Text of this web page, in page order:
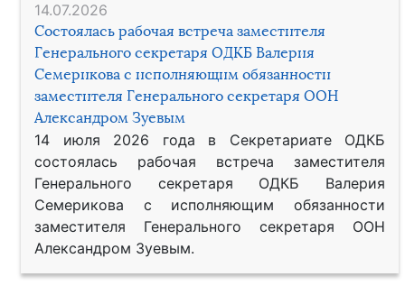
14.07.2026
Состоялась рабочая встреча заместителя
Генерального секретаря ОДКБ Валерия
Семерикова с исполняющим обязанности
заместителя Генерального секретаря ООН
Александром Зуевым
14 июля 2026 года в Секретариате ОДКБ
состоялась рабочая встреча заместителя
Генерального секретаря ОДКБ Валерия
Семерикова с исполняющим обязанности
заместителя Генерального секретаря ООН
Александром Зуевым.